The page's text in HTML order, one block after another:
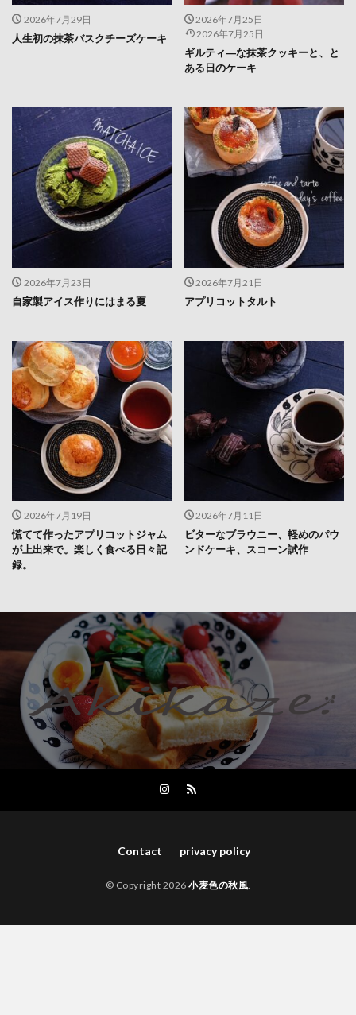
2026年7月29日
人生初の抹茶バスクチーズケーキ
2026年7月25日
2026年7月25日
ギルティ―な抹茶クッキーと、と
ある日のケーキ
2026年7月23日
自家製アイス作りにはまる夏
2026年7月21日
アプリコットタルト
2026年7月19日
慌てて作ったアプリコットジャム
が上出来で。楽しく食べる日々記
録。
2026年7月11日
ビターなブラウニー、軽めのパウ
ンドケーキ、スコーン試作
Contact privacy policy
© Copyright 2026 小麦色の秋風.